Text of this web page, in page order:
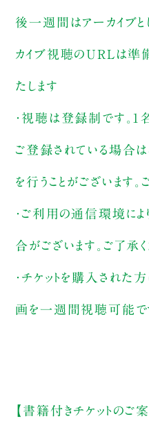
後一週間はアーカイブと
カイブ視聴のURLは準
たします
・視聴は登録制です。1
ご登録されている場合
を行うことがございます。
・ご利用の通信環境に
合がございます。ご了承
・チケットを購入された
画を一週間視聴可能で
【書籍付きチケットのご案